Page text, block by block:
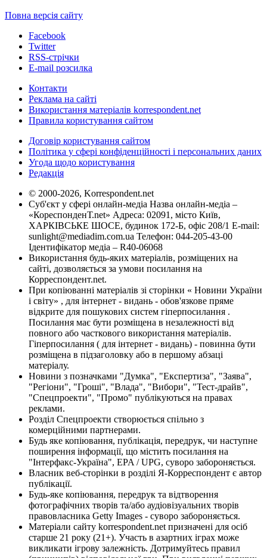
Повна версія сайту
Facebook
Twitter
RSS-стрічки
E-mail розсилка
Контакти
Реклама на сайті
Використання матеріалів korrespondent.net
Правила користування сайтом
Договір користування сайтом
Політика у сфері конфіденційності і персональних даних
Угода щодо користування
Редакція
© 2000-2026, Korrespondent.net
Суб'єкт у сфері онлайн-медіа Назва онлайн-медіа –
«КореспонденТ.net» Адреса: 02091, місто Київ,
ХАРКІВСЬКЕ ШОСЕ, будинок 172-Б, офіс 208/1 E-mail:
sunlight@mediadim.com.ua Телефон: 044-205-43-00
Ідентифікатор медіа – R40-06068
Використання будь-яких матеріалів, розміщених на
сайті, дозволяється за умови посилання на
Корреспондент.net.
При копіюванні матеріалів зі сторінки « Новини України
і світу» , для інтернет - видань - обов'язкове пряме
відкрите для пошукових систем гіперпосилання .
Посилання має бути розміщена в незалежності від
повного або часткового використання матеріалів.
Гіперпосилання ( для інтернет - видань) - повинна бути
розміщена в підзаголовку або в першому абзаці
матеріалу.
Новини з позначками "Думка", "Експертиза", "Заява",
"Регіони", "Гроші", "Влада", "Вибори", "Тест-драйв",
"Спецпроекти", "Промо" публікуються на правах
реклами.
Розділ Спецпроекти створюється спільно з
комерційними партнерами.
Будь яке копіювання, публікація, передрук, чи наступне
поширення інформації, що містить посилання на
"Інтерфакс-Україна", EPA / UPG, суворо забороняється.
Власник веб-сторінки в розділі Я-Корреспондент є автор
публікації.
Будь-яке копіювання, передрук та відтворення
фотографічних творів та/або аудіовізуальних творів
правовласника Getty Images - суворо забороняється.
Матеріали сайту korrespondent.net призначені для осіб
старше 21 року (21+). Участь в азартних іграх може
викликати ігрову залежність. Дотримуйтесь правил